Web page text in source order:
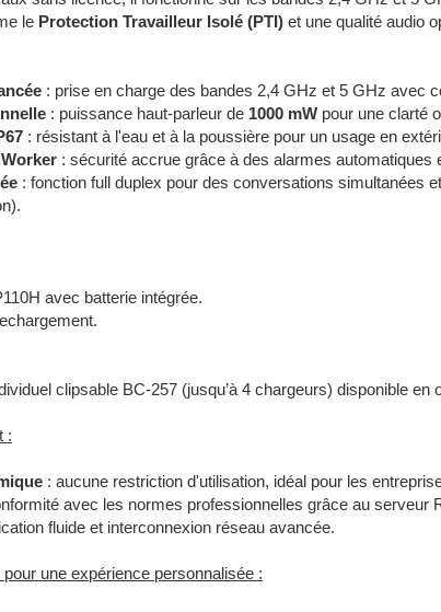
le Protection Travailleur Isolé (PTI) et une qualité audio
: prise en charge des bandes 2,4 GHz et 5 GHz avec
: puissance haut-parleur de 1000 mW pour une clarté
: résistant à l'eau et à la poussière pour un usage en
: sécurité accrue grâce à des alarmes automatiques
: fonction full duplex pour des conversations simultanées
avec batterie intégrée.
clipsable BC-257 (jusqu’à 4 chargeurs) disponible
:
: aucune restriction d'utilisation, idéal pour les
avec les normes professionnelles grâce au serveur
fluide et interconnexion réseau avancée.
une expérience personnalisée :